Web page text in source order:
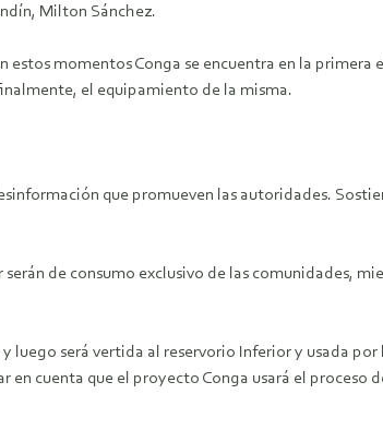
Milton Sánchez.
estos momentos Conga se encuentra en la primera
el equipamiento de la misma.
que promueven las autoridades.
de consumo exclusivo de las comunidades,
luego será vertida al reservorio Inferior y usada
en cuenta que el proyecto Conga usará el proceso